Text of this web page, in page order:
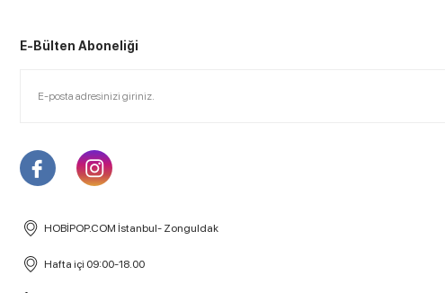
E-Bülten Aboneliği
HOBİPOP.COM İstanbul- Zonguldak
Hafta içi 09:00-18.00